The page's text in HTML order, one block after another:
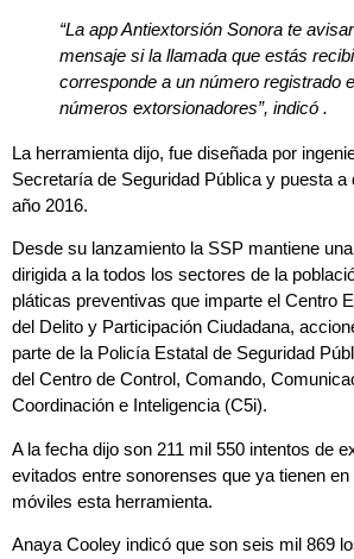
“La app Antiextorsión Sonora te
mensaje si la llamada que estás
corresponde a un número registrado
números extorsionadores”, indicó .
La herramienta dijo, fue diseñada por
Secretaría de Seguridad Pública y puesta
año 2016.
Desde su lanzamiento la SSP mantiene
dirigida a la todos los sectores de la
pláticas preventivas que imparte el Centro
del Delito y Participación Ciudadana,
parte de la Policía Estatal de Seguridad
del Centro de Control, Comando,
Coordinación e Inteligencia (C5i).
A la fecha dijo son 211 mil 550 intentos de
evitados entre sonorenses que ya tienen
móviles esta herramienta.
Anaya Cooley indicó que son seis mil 869